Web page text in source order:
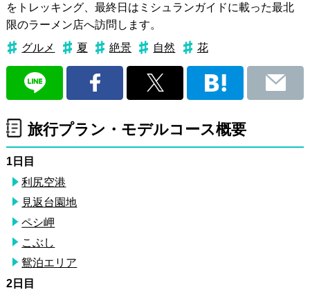
をトレッキング、最終日はミシュランガイドに載った最北
限のラーメン店へ訪問します。
グルメ
夏 絶景 自然 花
旅行プラン・モデルコース概要
1日目
利尻空港
見返台園地
ペシ岬
こぶし
鴛泊エリア
2日目